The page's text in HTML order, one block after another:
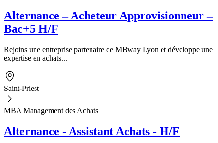
Alternance – Acheteur Approvisionneur –
Bac+5 H/F
Rejoins une entreprise partenaire de MBway Lyon et développe une
expertise en achats...
Saint-Priest
MBA Management des Achats
Alternance - Assistant Achats - H/F